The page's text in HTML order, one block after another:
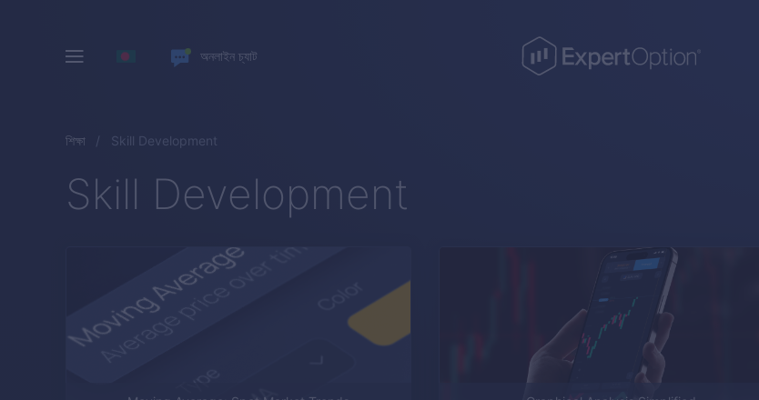
অনলাইন চ্যাট
শিক্ষা Skill Development
Skill Development